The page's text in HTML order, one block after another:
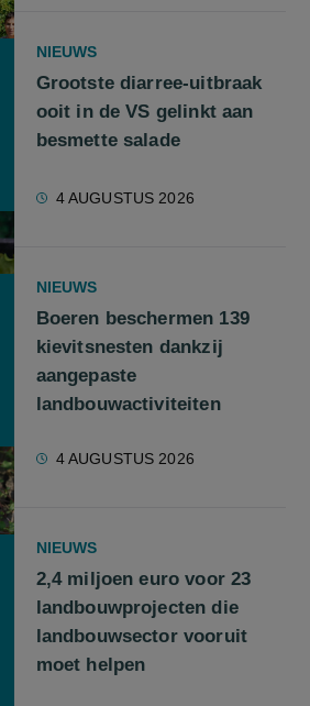
NIEUWS
Grootste diarree-uitbraak
ooit in de VS gelinkt aan
besmette salade
4 AUGUSTUS 2026
NIEUWS
Boeren beschermen 139
kievitsnesten dankzij
aangepaste
landbouwactiviteiten
4 AUGUSTUS 2026
NIEUWS
2,4 miljoen euro voor 23
landbouwprojecten die
landbouwsector vooruit
moet helpen